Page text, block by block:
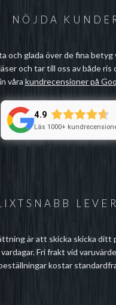
är att skicka skicka ditt
Fri frakt vid
kostar
NÖJDA
och glada över de fina betyg
och tar till oss av både ris
våra kundrecensioner på
4.9
Läs 1000+